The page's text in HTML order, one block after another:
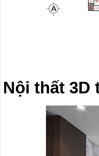
Nội thất 3D